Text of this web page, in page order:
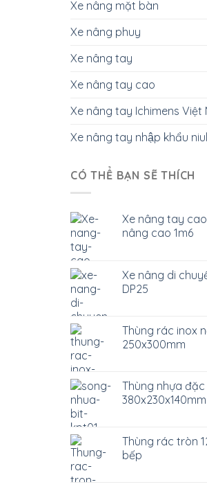
Xe nâng mặt bàn
Xe nâng phuy
Xe nâng tay
Xe nâng tay cao
Xe nâng tay Ichimens Việt
Xe nâng tay nhập khẩu
CÓ THỂ BẠN SẼ THÍCH
Xe nâng tay
nâng cao 1m6
Xe nâng di
DP25
Thùng rác inox
250x300mm
Thùng nhựa đặc
380x230x140mm
Thùng rác tròn
bếp